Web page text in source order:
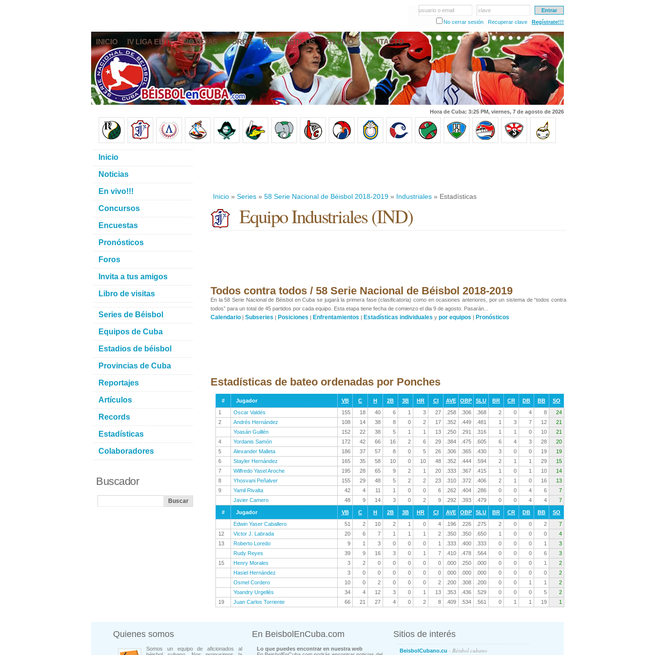
usuario o email
clave
No cerrar sesión
Recuperar clave Regístrate!!!
INICIO IV LIGA ELITE NOTICIAS FOROS PRONÓSTICOS EN VIVO CONTACTO
Hora de Cuba: 3:25 PM, viernes, 7 de agosto de 2026
Inicio » Series » 58 Serie Nacional de Béisbol 2018-2019 » Industriales » Estadísticas
Equipo Industriales (IND)
Todos contra todos / 58 Serie Nacional de Béisbol 2018-2019
En la 58 Serie Nacional de Béisbol en Cuba se jugará la primera fase (clasificatoria) como en ocasiones anteriores, por un sistema de “todos contra
todos” para un total de 45 partidos por cada equipo. Esta etapa tiene fecha de comienzo el dia 9 de agosto. Pasarán...
Calendario | Subseries | Posiciones | Enfrentamientos | Estadísticas individuales y por equipos | Pronósticos
Estadísticas de bateo ordenadas por Ponches
# Jugador VB C H 2B 3B HR CI AVE OBP SLU BR CR DB BB
SO
1
Oscar Valdés 155 18 40 6 1 3 27 .258 .306 .368 2 0 4 8
24
2
Andrés Hernández 108 14 38 8 0 2 17 .352 .449 .481 1 3 7 12
21
Yoasán Guillén
152 22 38 5 1 1 13 .250 .291 .316 1 1 0 10
21
4
Yordanis Samón 172 42 66 16 2 6 29 .384 .475 .605 6 4 3 28
20
5
Alexander Malleta 186 37 57 8 0 5 26 .306 .365 .430 3 0 0 19
19
6
Stayler Hernández 165 35 58 10 0 10 48 .352 .444 .594 2 1 1 29
15
7
Wilfredo Yasel Aroche 195 28 65 9 2 1 20 .333 .367 .415 1 0 1 10
14
8
Yhosvani Peñalver 155 29 48 5 2 2 23 .310 .372 .406 2 1 0 16
13
9
Yamil Rivalta 42 4 11 1 0 0 6 .262 .404 .286 0 0 4 6
7
Javier Camero
48 9 14 3 0 2 9 .292 .393 .479 0 0 4 4 7
# Jugador VB C H 2B 3B HR CI AVE OBP SLU BR CR DB BB
SO
Edwin Yaser Caballero
51 2 10 2 1 0 4 .196 .226 .275 2 0 0 2
7
12
Victor J. Labrada 20 6 7 1 1 1 2 .350 .350 .650 1 0 0 0
4
13
Roberto Loredo 9 1 3 0 0 0 1 .333 .400 .333 0 0 0 1
3
Rudy Reyes
39 9 16 3 0 1 7 .410 .478 .564 0 0 0 6
3
15
Henry Morales 3 2 0 0 0 0 0 .000 .250 .000 0 0 0 1
2
Hasiel Hernández
3 0 0 0 0 0 0 .000 .000 .000 0 0 0 0
2
Osmel Cordero
10 0 2 0 0 0 2 .200 .308 .200 0 0 1 1
2
Yoandry Urgellés
34 4 12 3 0 1 13 .353 .436 .529 0 0 0 5
2
19
Juan Carlos Torriente 66 21 27 4 0 2 8 .409 .534 .561 0 1 1 19 1
Inicio
Noticias
En vivo!!!
Concursos
Encuestas
Pronósticos
Foros
Invita a tus amigos
Libro de visitas
Series de Béisbol
Equipos de Cuba
Estadios de béisbol
Provincias de Cuba
Reportajes
Artículos
Records
Estadísticas
Colaboradores
Buscador
Quienes somos
Somos un equipo de aficionados al
En BeisbolEnCuba.com
Lo que puedes encontrar en nuestra web
Sitios de interés
BeisbolCubano.cu - Béisbol cubano